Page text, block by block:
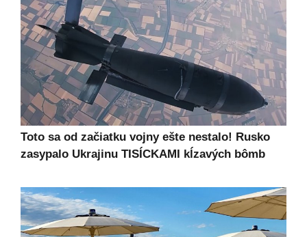
Toto sa od začiatku vojny ešte nestalo! Rusko
zasypalo Ukrajinu TISÍCKAMI kĺzavých bômb